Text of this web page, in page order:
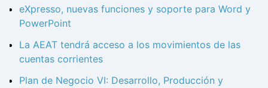
eXpresso, nuevas funciones y soporte para Word y
PowerPoint
La AEAT tendrá acceso a los movimientos de las
cuentas corrientes
Plan de Negocio VI: Desarrollo, Producción y